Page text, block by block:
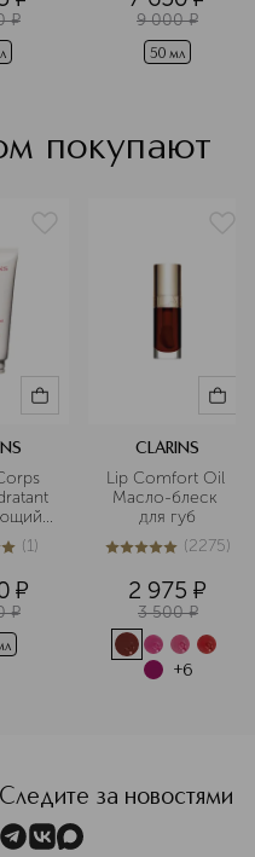
для
¤
всех типов
кожи
9 000 ¤
50 мл
покупают
для
(1)
¤
¤
CLARINS
Lip Comfort Oil
Масло-блеск
для губ
5из 52275 (2275)
2 975 ¤
3 500 ¤
+6
Следите за новостями